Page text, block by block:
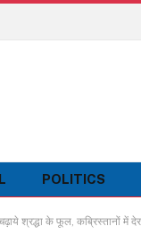
POLITICS
श्रद्धा के फूल, कब्रिस्तानों में